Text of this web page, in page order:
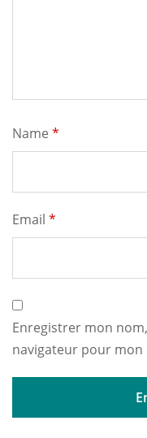
Name *
Email *
Enregistrer mon
navigateur pour